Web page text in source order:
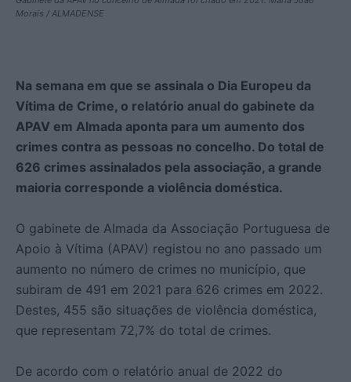
Morais / ALMADENSE
Na semana em que se assinala o Dia Europeu da
Vítima de Crime, o relatório anual do gabinete da
APAV em Almada aponta para um aumento dos
crimes contra as pessoas no concelho. Do total de
626 crimes assinalados pela associação, a grande
maioria corresponde a violência doméstica.
O gabinete de Almada da Associação Portuguesa de
Apoio à Vítima (APAV) registou no ano passado um
aumento no número de crimes no município, que
subiram de 491 em 2021 para 626 crimes em 2022.
Destes, 455 são situações de violência doméstica,
que representam 72,7% do total de crimes.
De acordo com o relatório anual de 2022 do